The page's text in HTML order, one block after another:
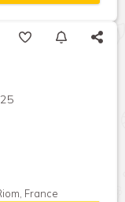
France